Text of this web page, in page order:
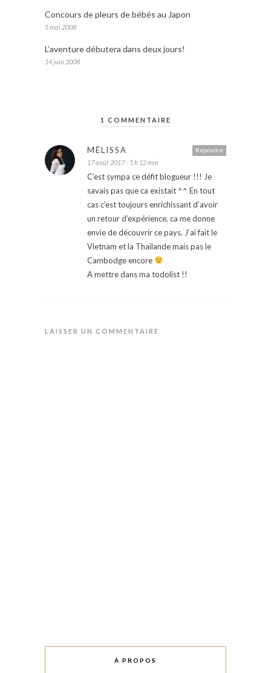
Concours de pleurs de bébés au Japon
5 mai 2008
L’aventure débutera dans deux jours!
14 juin 2008
1 COMMENTAIRE
Répondre
MÉLISSA
17 août 2017 - 5 h 12 min
C’est sympa ce défit blogueur !!! Je
savais pas que ca existait ^^ En tout
cas c’est toujours enrichissant d’avoir
un retour d’expérience, ca me donne
envie de découvrir ce pays. J’ai fait le
Vietnam et la Thaïlande mais pas le
Cambodge encore
A mettre dans ma todolist !!
LAISSER UN COMMENTAIRE
À PROPOS